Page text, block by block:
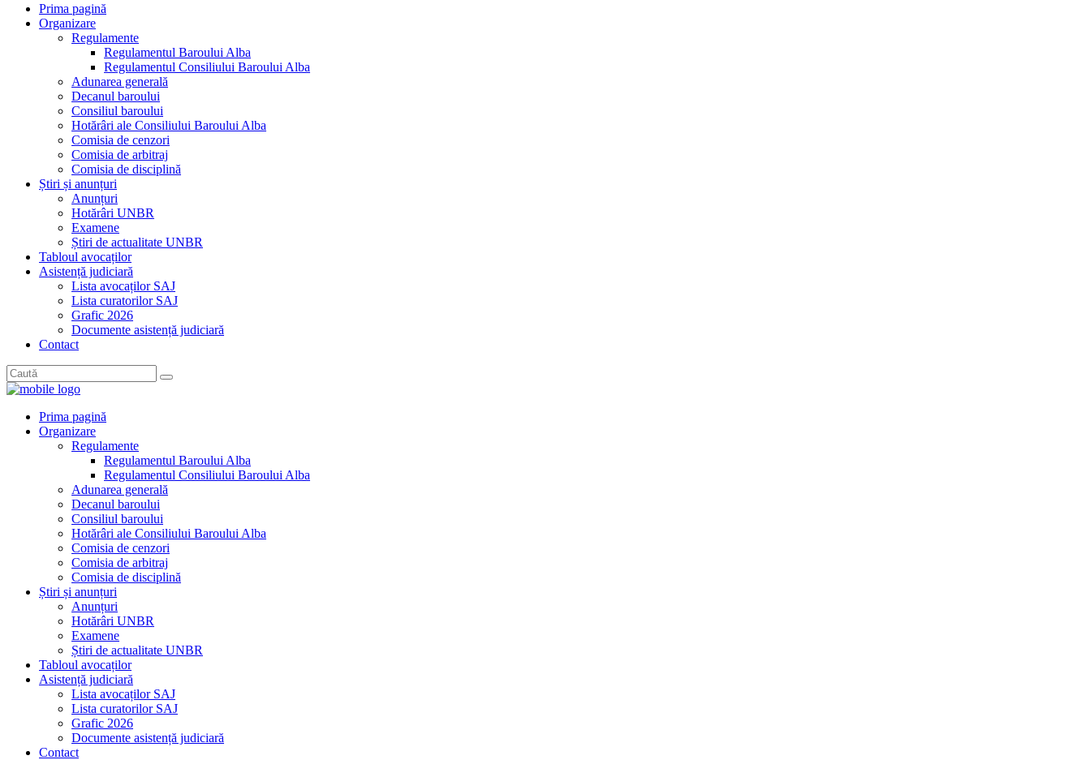
Prima pagină
Organizare
Regulamente
Regulamentul Baroului Alba
Regulamentul Consiliului Baroului Alba
Adunarea generală
Decanul baroului
Consiliul baroului
Hotărâri ale Consiliului Baroului Alba
Comisia de cenzori
Comisia de arbitraj
Comisia de disciplină
Știri și anunțuri
Anunțuri
Hotărâri UNBR
Examene
Știri de actualitate UNBR
Tabloul avocaților
Asistență judiciară
Lista avocaților SAJ
Lista curatorilor SAJ
Grafic 2026
Documente asistență judiciară
Contact
Prima pagină
Organizare
Regulamente
Regulamentul Baroului Alba
Regulamentul Consiliului Baroului Alba
Adunarea generală
Decanul baroului
Consiliul baroului
Hotărâri ale Consiliului Baroului Alba
Comisia de cenzori
Comisia de arbitraj
Comisia de disciplină
Știri și anunțuri
Anunțuri
Hotărâri UNBR
Examene
Știri de actualitate UNBR
Tabloul avocaților
Asistență judiciară
Lista avocaților SAJ
Lista curatorilor SAJ
Grafic 2026
Documente asistență judiciară
Contact